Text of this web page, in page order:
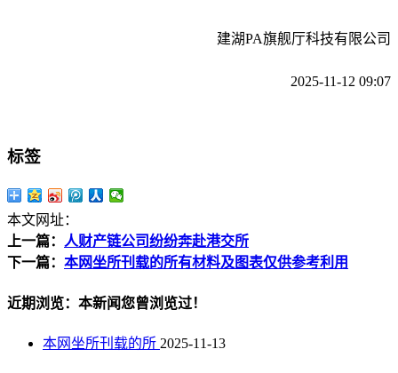
建湖PA旗舰厅科技有限公司
2025-11-12 09:07
标签
本文网址：
上一篇： 人财产链公司纷纷奔赴港交所
下一篇： 本网坐所刊载的所有材料及图表仅供参考利用
近期浏览：本新闻您曾浏览过！
本网坐所刊载的所 2025-11-13